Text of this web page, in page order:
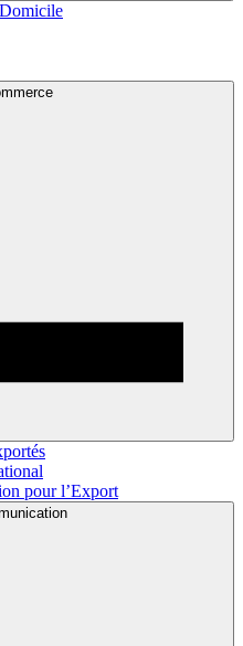
pour l’Export